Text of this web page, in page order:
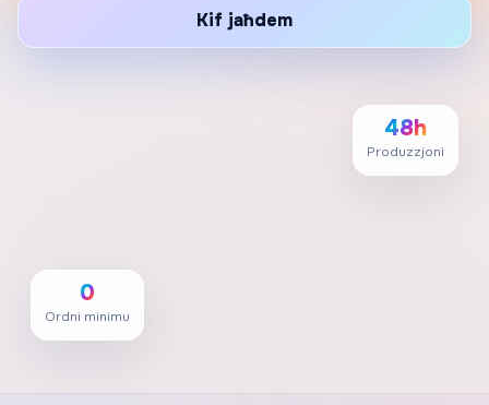
Kif jaħdem
0
Ordni minimu
48h
Produzzjoni